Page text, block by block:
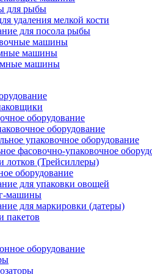
для рыбы
удаления мелкой кости
для посола рыбы
машины
машины
машины
оборудование
оборудование
упаковочное оборудование
фасовочно-упаковочное
лотков (Трейсиллеры)
оборудование
для упаковки овощей
машины
для маркировки (датеры)
пакетов
оборудование